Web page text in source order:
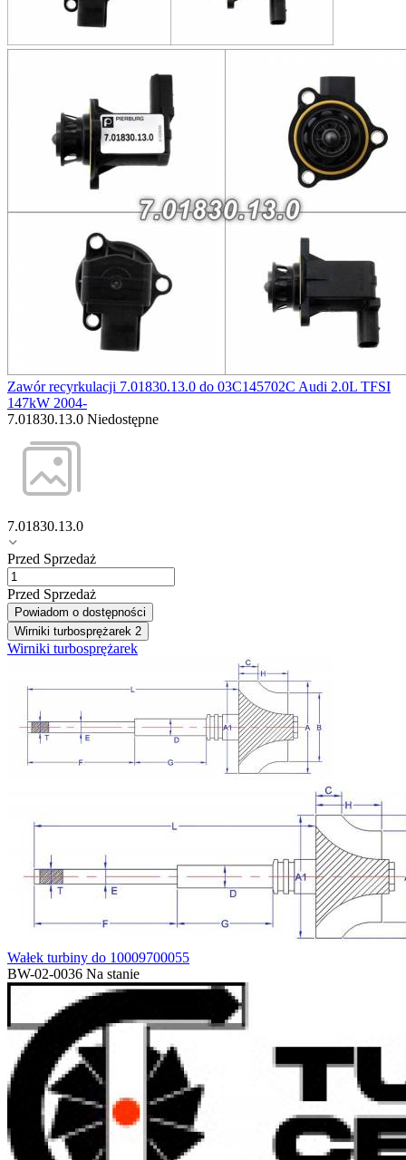
Zawór recyrkulacji 7.01830.13.0 do 03C145702C Audi 2.0L TFSI
147kW 2004-
7.01830.13.0 Niedostępne
7.01830.13.0
Przed Sprzedaż
Przed Sprzedaż
Powiadom o dostępności
Wirniki turbosprężarek 2
Wirniki turbosprężarek
Wałek turbiny do 10009700055
BW-02-0036 Na stanie